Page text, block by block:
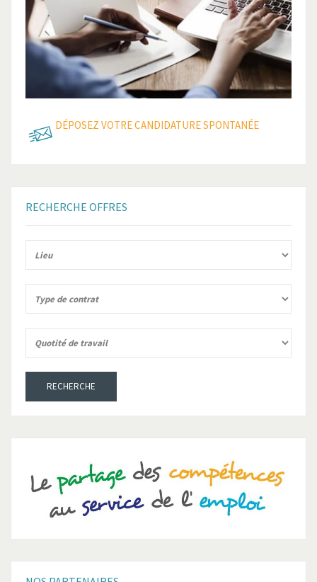
DÉPOSEZ VOTRE CANDIDATURE SPONTANÉE
RECHERCHE OFFRES
RECHERCHE